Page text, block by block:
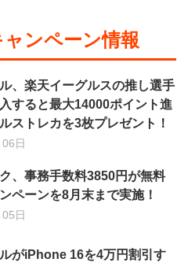
ンペーン情報
、楽天イーグルスの推し選手
すると最大14000ポイント進
ストレカを3枚プレゼント！
日
、事務手数料3850円が無料
ペーンを8月末まで実施！
日
がiPhone 16を4万円割引す